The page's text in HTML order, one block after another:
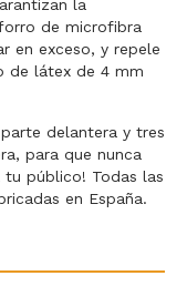
la
de microfibra
en exceso, y repele
de látex de 4 mm
delantera y tres
para que nunca
tu público! Todas las
en España.